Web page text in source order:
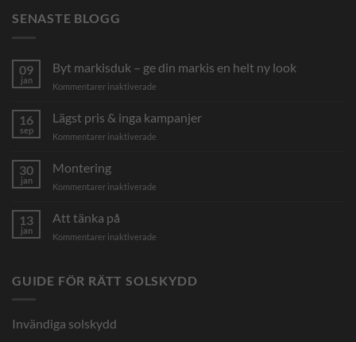
SENASTE BLOGG
09
jan
Byt markisduk – ge din markis en helt ny look
Kommentarer inaktiverade
markisduk
–
16
sep
Lägst pris & inga kampanjer
Kommentarer inaktiverade
30
jan
Montering
Kommentarer inaktiverade
13
jan
Att tänka på
Kommentarer inaktiverade
på
GUIDE FÖR RÄTT SOLSKYDD
Invändiga solskydd